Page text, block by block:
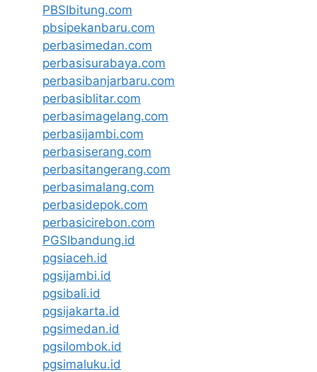
PBSIbitung.com
pbsipekanbaru.com
perbasimedan.com
perbasisurabaya.com
perbasibanjarbaru.com
perbasiblitar.com
perbasimagelang.com
perbasijambi.com
perbasiserang.com
perbasitangerang.com
perbasimalang.com
perbasidepok.com
perbasicirebon.com
PGSIbandung.id
pgsiaceh.id
pgsijambi.id
pgsibali.id
pgsijakarta.id
pgsimedan.id
pgsilombok.id
pgsimaluku.id